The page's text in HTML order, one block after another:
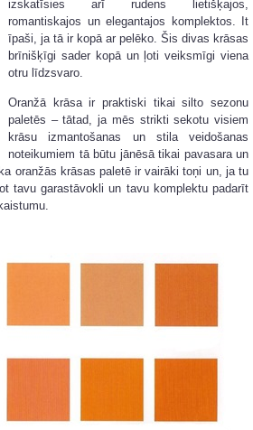
izskatīsies arī rudens lietišķajos,
romantiskajos un elegantajos komplektos. It
īpaši, ja tā ir kopā ar pelēko. Šis divas krāsas
brīnišķīgi sader kopā un ļoti veiksmīgi viena
otru līdzsvaro.
Oranžā krāsa ir praktiski tikai silto sezonu
paletēs – tātad, ja mēs strikti sekotu visiem
krāsu izmantošanas un stila veidošanas
noteikumiem tā būtu jānēsā tikai pavasara un
oranžās krāsas paletē ir vairāki toņi un, ja tu
tavu garastāvokli un tavu komplektu padarīt